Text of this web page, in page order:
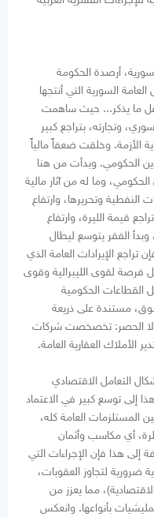
أرصدة الحكومة
السورية التي أنتجها
ما يذكر... حيث ساهمت
وتجارته، بتراجع كبير
الأزمة. وخلقت ضعفاً مالياً
الحكومي. وبدأت من هنا
وما له من آثار مالية
النفطية وتحريرها، وارتفاع
قيمة الليرة، وارتفاع
الفقر يتوسع ليطال
تراجع الإيرادات العامة الذي
فرصة لقوى الليبرالية وقوى
القطاعات الحكومية
مستندة على ذريعة
لا الحصر: تخصخصت شركات
العقارية العامة.
التعامل الاقتصادي
إلى توسع كبير في الاعتماد
المستلزمات العامة كله،
أي مكاسب وأثمان
إلى هذا فإن الإجراءات التي
ضرورية لتجاوز العقوبات،
مما يعزز من
بأنواعها. وانعكس